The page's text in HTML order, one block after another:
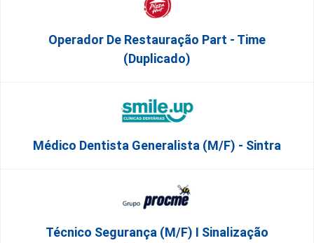
Operador De Restauração Part - Time
(Duplicado)
Médico Dentista Generalista (M/F) - Sintra
Técnico Segurança (m/f) I Sinalização